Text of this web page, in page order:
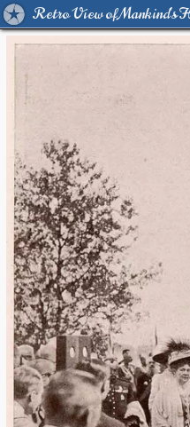
Retro View of Mankind's